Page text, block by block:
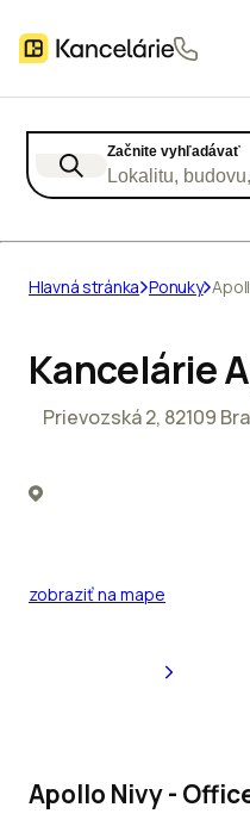
Začnite vyhľadávať
Lokalitu,
Hlavná stránka Ponuky
Kancelárie
Prievozská 2, 82109
zobraziť na mape
Apollo Nivy -